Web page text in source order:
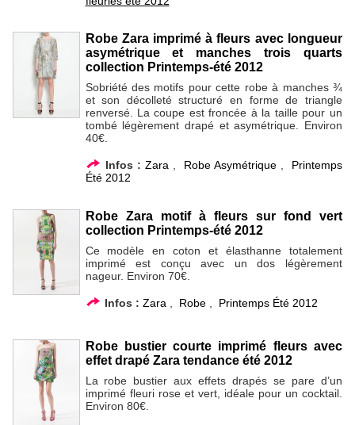
Robe Zara imprimé à fleurs avec longueur
asymétrique et manches trois quarts
collection Printemps-été 2012
Sobriété des motifs pour cette robe à manches ¾
et son décolleté structuré en forme de triangle
renversé. La coupe est froncée à la taille pour un
tombé légèrement drapé et asymétrique. Environ
40€.
Infos : Zara, Robe Asymétrique, Printemps
Été 2012
Robe Zara motif à fleurs sur fond vert
collection Printemps-été 2012
Ce modèle en coton et élasthanne totalement
imprimé est conçu avec un dos légèrement
nageur. Environ 70€.
Infos : Zara Robe, Printemps Été 2012
Robe bustier courte imprimé fleurs avec
effet drapé Zara tendance été 2012
La robe bustier aux effets drapés se pare d’un
imprimé fleuri rose et vert, idéale pour un cocktail.
Environ 80€.